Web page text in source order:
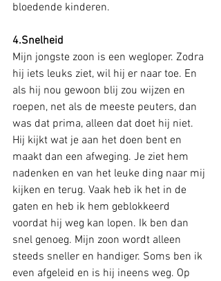
bloedende kinderen.
4.Snelheid
Mijn jongste zoon is een wegloper. Zodra
hij iets leuks ziet, wil hij er naar toe. En
als hij nou gewoon blij zou wijzen en
roepen, net als de meeste peuters, dan
was dat prima, alleen dat doet hij niet.
Hij kijkt wat je aan het doen bent en
maakt dan een afweging. Je ziet hem
nadenken en van het leuke ding naar mij
kijken en terug. Vaak heb ik het in de
gaten en heb ik hem geblokkeerd
voordat hij weg kan lopen. Ik ben dan
snel genoeg. Mijn zoon wordt alleen
steeds sneller en handiger. Soms ben ik
even afgeleid en is hij ineens weg. Op